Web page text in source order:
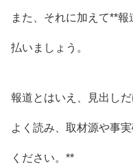
また、それに加えて**
払いましょう。
報道とはいえ、見出し
よく読み、取材源や事
ください。**